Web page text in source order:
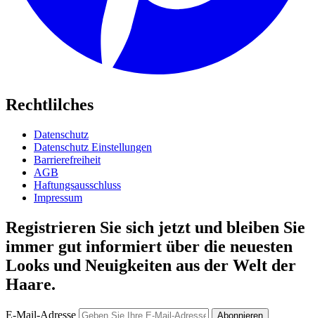
Rechtlilches
Datenschutz
Datenschutz Einstellungen
Barrierefreiheit
AGB
Haftungsausschluss
Impressum
Registrieren Sie sich jetzt und bleiben Sie
immer gut informiert über die neuesten
Looks und Neuigkeiten aus der Welt der
Haare.
E-Mail-Adresse Abonnieren